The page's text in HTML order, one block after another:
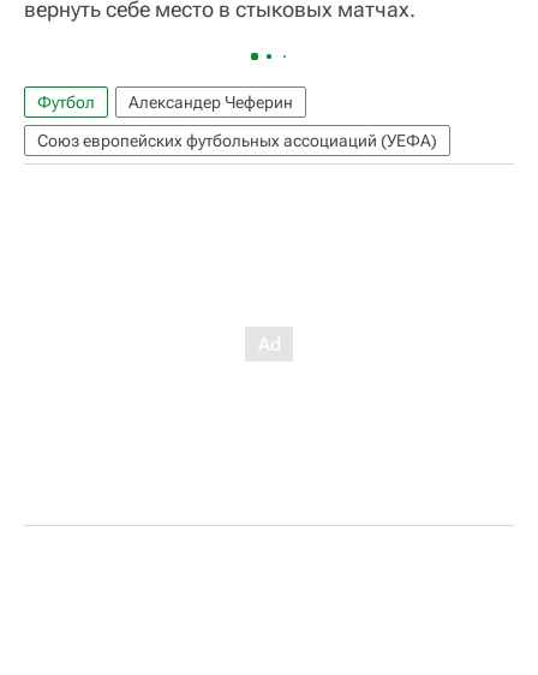
вернуть себе место в стыковых матчах.
Футбол
Александер Чеферин
Союз европейских футбольных ассоциаций (УЕФА)